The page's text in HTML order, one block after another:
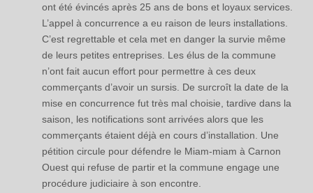
ont été évincés après 25 ans de bons et loyaux services.
L’appel à concurrence a eu raison de leurs installations.
C’est regrettable et cela met en danger la survie même
de leurs petites entreprises. Les élus de la commune
n’ont fait aucun effort pour permettre à ces deux
commerçants d’avoir un sursis. De surcroît la date de la
mise en concurrence fut très mal choisie, tardive dans la
saison, les notifications sont arrivées alors que les
commerçants étaient déjà en cours d’installation. Une
pétition circule pour défendre le Miam-miam à Carnon
Ouest qui refuse de partir et la commune engage une
procédure judiciaire à son encontre.